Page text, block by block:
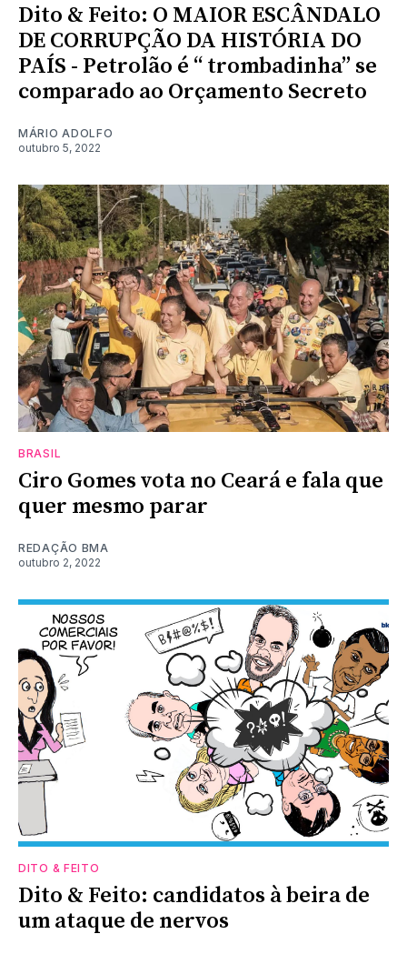
Dito & Feito: O MAIOR ESCÂNDALO
DE CORRUPÇÃO DA HISTÓRIA DO
PAÍS - Petrolão é “ trombadinha” se
comparado ao Orçamento Secreto
MÁRIO ADOLFO
outubro 5, 2022
BRASIL
Ciro Gomes vota no Ceará e fala que
quer mesmo parar
REDAÇÃO BMA
outubro 2, 2022
DITO & FEITO
Dito & Feito: candidatos à beira de
um ataque de nervos